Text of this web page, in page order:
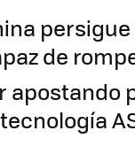
de
apostando